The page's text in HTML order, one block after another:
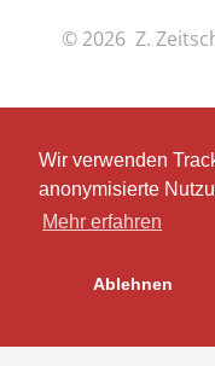
Wir verwenden
anonymisierte
Mehr erfahren
Ablehnen
© 2026 Z.